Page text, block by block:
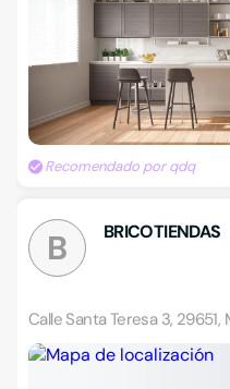
Recomendado por qdq
B BRICOTIENDAS
Calle Santa Teresa 3, 29651,